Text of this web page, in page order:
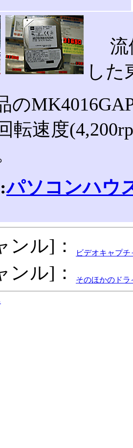
流
した
転速度
パソコンハウ
ンル]： ビデオキャプチ
ンル]： そのほかのドラ